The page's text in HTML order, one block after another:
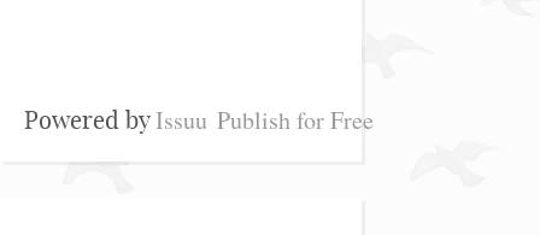
Powered byIssuu Publish for Free